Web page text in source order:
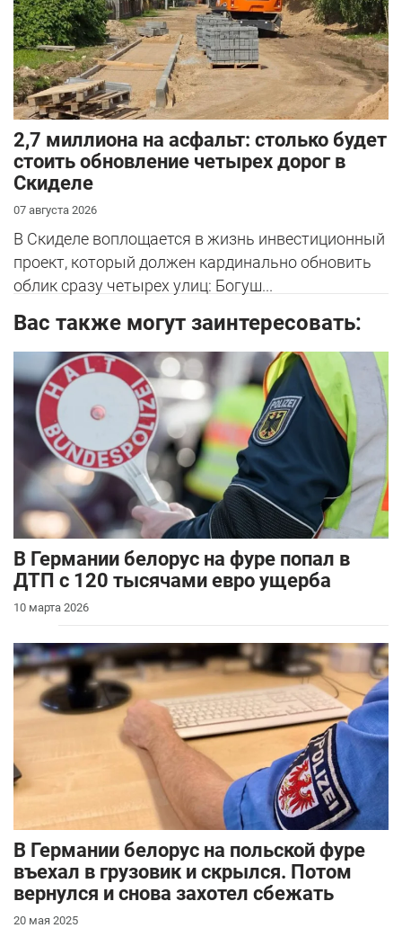
2,7 миллиона на асфальт: столько будет
стоить обновление четырех дорог в
Скиделе
07 августа 2026
В Скиделе воплощается в жизнь инвестиционный
проект, который должен кардинально обновить
облик сразу четырех улиц: Богуш...
Вас также могут заинтересовать:
В Германии белорус на фуре попал в
ДТП с 120 тысячами евро ущерба
10 марта 2026
В Германии белорус на польской фуре
въехал в грузовик и скрылся. Потом
вернулся и снова захотел сбежать
20 мая 2025